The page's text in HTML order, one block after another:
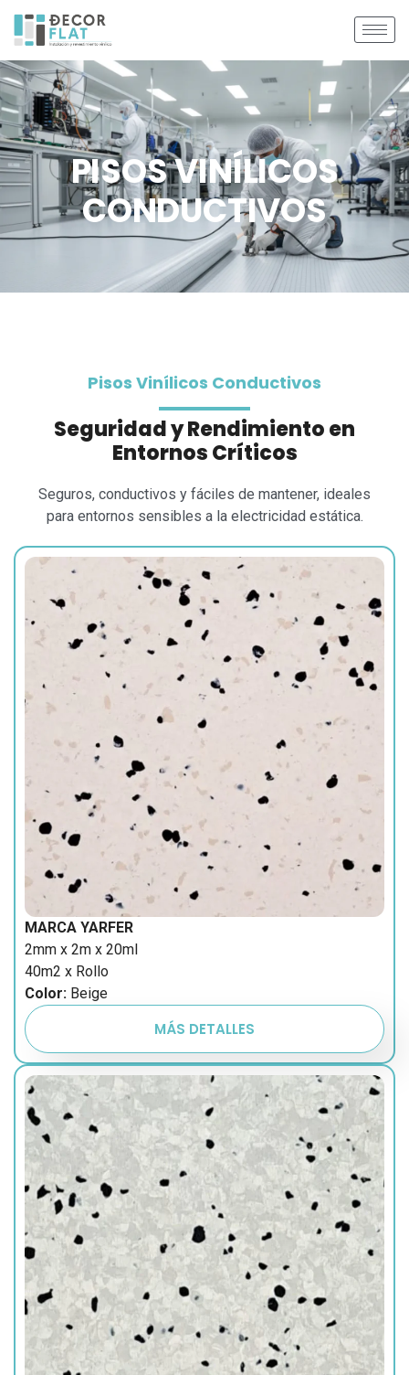
PISOS VINÍLICOS
CONDUCTIVOS
Pisos Vinílicos Conductivos
Seguridad y Rendimiento en
Entornos Críticos
Seguros, conductivos y fáciles de mantener, ideales
para entornos sensibles a la electricidad estática.
MARCA YARFER
2mm x 2m x 20ml
40m2 x Rollo
Color: Beige
MÁS DETALLES